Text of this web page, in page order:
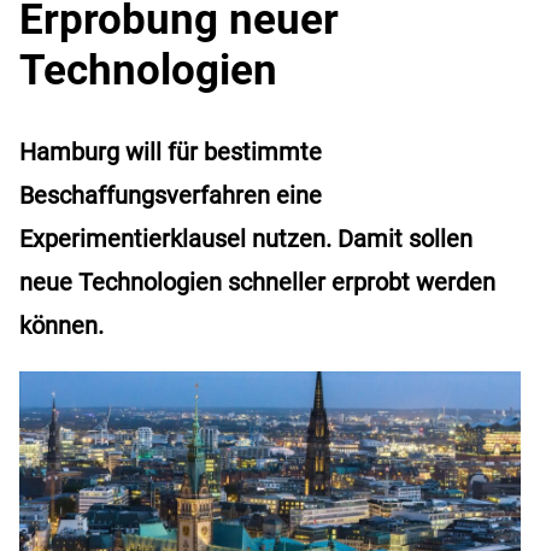
Erprobung neuer
Technologien
Hamburg will für bestimmte
Beschaffungsverfahren eine
Experimentierklausel nutzen. Damit sollen
neue Technologien schneller erprobt werden
können.